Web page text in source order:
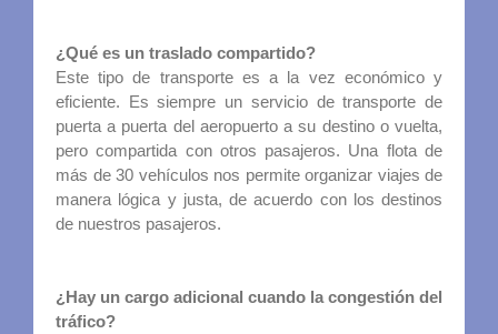
¿Qué es un traslado compartido?
Este tipo de transporte es a la vez económico y
eficiente. Es siempre un servicio de transporte de
puerta a puerta del aeropuerto a su destino o vuelta,
pero compartida con otros pasajeros. Una flota de
más de 30 vehículos nos permite organizar viajes de
manera lógica y justa, de acuerdo con los destinos
de nuestros pasajeros.
¿Hay un cargo adicional cuando la congestión del
tráfico?